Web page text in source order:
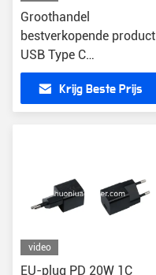
Groothandel
bestverkopende product
USB Type C
snellaadtelefoonoplader
PD20W High Powered
Port muuroplader voor
Krijg Beste Prijs
video
EU-plug PD 20W 1C